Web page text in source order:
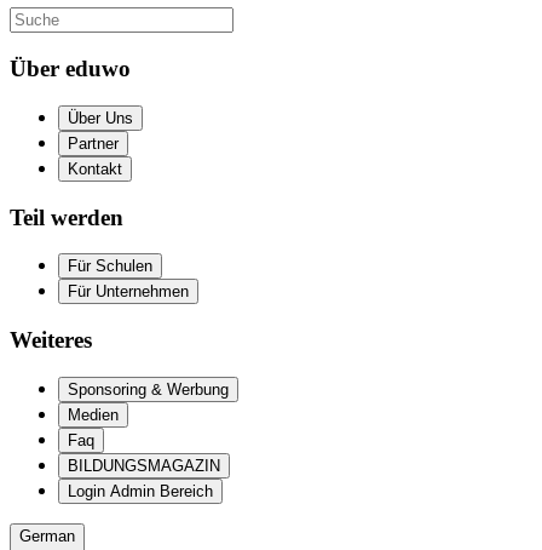
Über eduwo
Über Uns
Partner
Kontakt
Teil werden
Für Schulen
Für Unternehmen
Weiteres
Sponsoring & Werbung
Medien
Faq
BILDUNGSMAGAZIN
Login Admin Bereich
German